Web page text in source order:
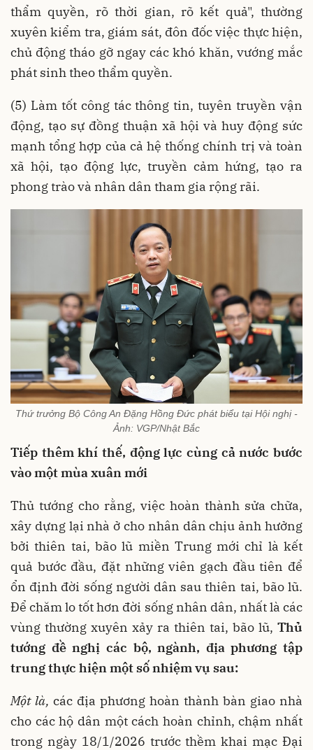
thẩm quyền, rõ thời gian, rõ kết quả", thường
xuyên kiểm tra, giám sát, đôn đốc việc thực hiện,
chủ động tháo gỡ ngay các khó khăn, vướng mắc
phát sinh theo thẩm quyền.
(5) Làm tốt công tác thông tin, tuyên truyền vận
động, tạo sự đồng thuận xã hội và huy động sức
mạnh tổng hợp của cả hệ thống chính trị và toàn
xã hội, tạo động lực, truyền cảm hứng, tạo ra
phong trào và nhân dân tham gia rộng rãi.
Thứ trưởng Bộ Công An Đặng Hồng Đức phát biểu tại Hội nghị -
Ảnh: VGP/Nhật Bắc
Tiếp thêm khí thế, động lực cùng cả nước bước
vào một mùa xuân mới
Thủ tướng cho rằng, việc hoàn thành sửa chữa,
xây dựng lại nhà ở cho nhân dân chịu ảnh hưởng
bởi thiên tai, bão lũ miền Trung mới chỉ là kết
quả bước đầu, đặt những viên gạch đầu tiên để
ổn định đời sống người dân sau thiên tai, bão lũ.
Để chăm lo tốt hơn đời sống nhân dân, nhất là các
vùng thường xuyên xảy ra thiên tai, bão lũ, Thủ
tướng đề nghị các bộ, ngành, địa phương tập
trung thực hiện một số nhiệm vụ sau:
Một là, các địa phương hoàn thành bàn giao nhà
cho các hộ dân một cách hoàn chỉnh, chậm nhất
trong ngày 18/1/2026 trước thềm khai mạc Đại